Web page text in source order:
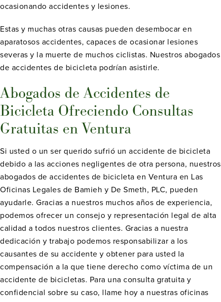
ocasionando accidentes y lesiones.
Estas y muchas otras causas pueden desembocar en
aparatosos accidentes, capaces de ocasionar lesiones
severas y la muerte de muchos ciclistas. Nuestros abogados
de accidentes de bicicleta podrían asistirle.
Abogados de Accidentes de
Bicicleta Ofreciendo Consultas
Gratuitas en Ventura
Si usted o un ser querido sufrió un accidente de bicicleta
debido a las acciones negligentes de otra persona, nuestros
abogados de accidentes de bicicleta en Ventura en Las
Oficinas Legales de Bamieh y De Smeth, PLC, pueden
ayudarle. Gracias a nuestros muchos años de experiencia,
podemos ofrecer un consejo y representación legal de alta
calidad a todos nuestros clientes. Gracias a nuestra
dedicación y trabajo podemos responsabilizar a los
causantes de su accidente y obtener para usted la
compensación a la que tiene derecho como víctima de un
accidente de bicicletas. Para una consulta gratuita y
confidencial sobre su caso, llame hoy a nuestras oficinas